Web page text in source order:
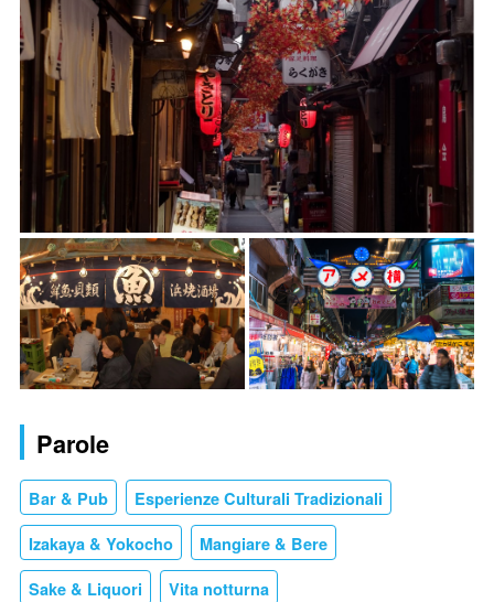
Parole
Bar & Pub Esperienze Culturali Tradizionali
Izakaya & Yokocho Mangiare & Bere
Sake & Liquori Vita notturna